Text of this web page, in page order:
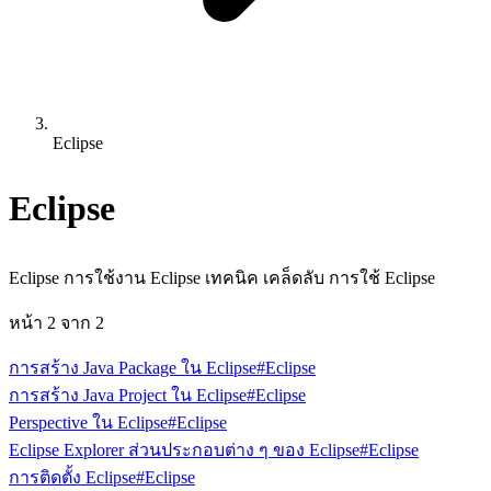
Eclipse
Eclipse
Eclipse การใช้งาน Eclipse เทคนิค เคล็ดลับ การใช้ Eclipse
หน้า 2 จาก 2
การสร้าง Java Package ใน Eclipse#Eclipse
การสร้าง Java Project ใน Eclipse#Eclipse
Perspective ใน Eclipse#Eclipse
Eclipse Explorer ส่วนประกอบต่าง ๆ ของ Eclipse#Eclipse
การติดตั้ง Eclipse#Eclipse